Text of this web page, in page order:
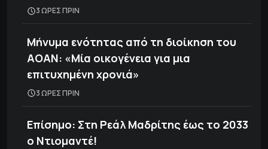
3 ΩΡΕΣ ΠΡΙΝ
Μήνυμα ενότητας από τη διοίκηση του
ΑΟΑΝ: «Μία οικογένεια για μια
επιτυχημένη χρονιά»
3 ΩΡΕΣ ΠΡΙΝ
Επίσημο: Στη Ρεάλ Μαδρίτης έως το 2033
ο Ντιομαντέ!